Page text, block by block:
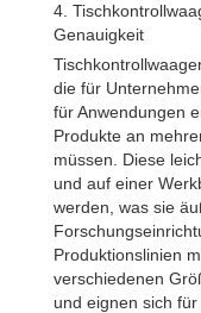
4.
Genauigkeit
die für
für Anwendungen
Produkte an
müssen. Diese
und auf einer
werden, was sie
Produktionslinien
verschiedenen
und eignen sich